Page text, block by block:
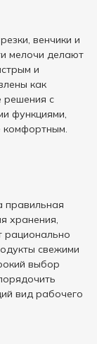
венчики и
мелочи делают
и
как
решения с
функциями,
комфортным.
правильная
хранения,
рационально
свежими
выбор
вид рабочего